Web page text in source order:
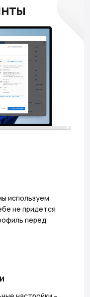
используем
не придется
перед